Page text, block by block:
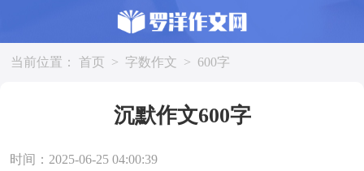
当前位置： 首页 > 字数作文 > 600字
沉默作文600字
时间：2025-06-25 04:00:39